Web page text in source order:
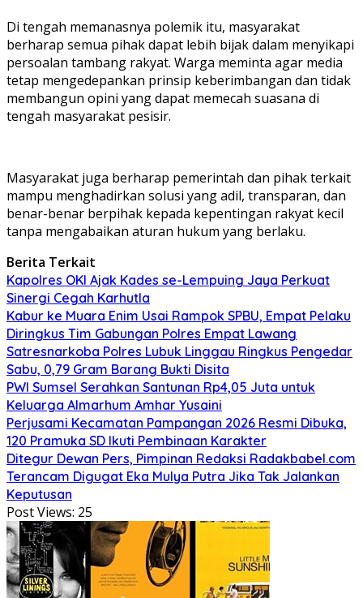
Di tengah memanasnya polemik itu, masyarakat
berharap semua pihak dapat lebih bijak dalam menyikapi
persoalan tambang rakyat. Warga meminta agar media
tetap mengedepankan prinsip keberimbangan dan tidak
membangun opini yang dapat memecah suasana di
tengah masyarakat pesisir.
Masyarakat juga berharap pemerintah dan pihak terkait
mampu menghadirkan solusi yang adil, transparan, dan
benar-benar berpihak kepada kepentingan rakyat kecil
tanpa mengabaikan aturan hukum yang berlaku.
Berita Terkait
Kapolres OKI Ajak Kades se-Lempuing Jaya Perkuat
Sinergi Cegah Karhutla
Kabur ke Muara Enim Usai Rampok SPBU, Empat Pelaku
Diringkus Tim Gabungan Polres Empat Lawang
Satresnarkoba Polres Lubuk Linggau Ringkus Pengedar
Sabu, 0,79 Gram Barang Bukti Disita
PWI Sumsel Serahkan Santunan Rp4,05 Juta untuk
Keluarga Almarhum Amhar Yusaini
Perjusami Kecamatan Pampangan 2026 Resmi Dibuka,
120 Pramuka SD Ikuti Pembinaan Karakter
Ditegur Dewan Pers, Pimpinan Redaksi Radakbabel.com
Terancam Digugat Eka Mulya Putra Jika Tak Jalankan
Keputusan
Post Views: 25